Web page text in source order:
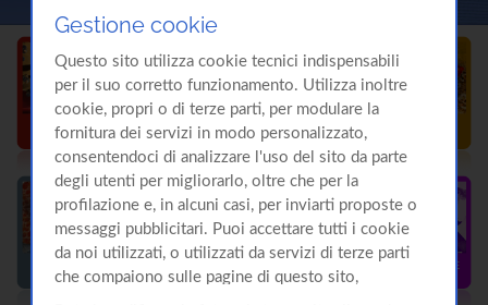
Gestione cookie
Questo sito utilizza cookie tecnici indispensabili
per il suo corretto funzionamento. Utilizza inoltre
cookie, propri o di terze parti, per modulare la
fornitura dei servizi in modo personalizzato,
consentendoci di analizzare l'uso del sito da parte
degli utenti per migliorarlo, oltre che per la
profilazione e, in alcuni casi, per inviarti proposte o
messaggi pubblicitari. Puoi accettare tutti i cookie
da noi utilizzati, o utilizzati da servizi di terze parti
che compaiono sulle pagine di questo sito,
premendo il pulsante "Accetta tutti i cookie"